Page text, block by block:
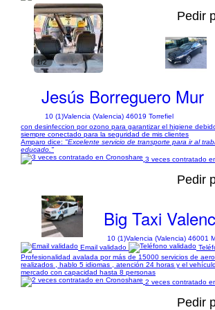
1/2
Pedir
Jesús Borreguero Mur
10 (1)Valencia (Valencia) 46019 Torrefiel
con desinfeccion por ozono para garantizar el higiene
siempre conectado para la seguridad de mis clientes
Amparo dice: "Excelente servicio de transporte para ir al
educado."
3 veces contratado
Pedir
Big Taxi
10 (1)Valencia (Valencia) 46001
Email validado
Profesionalidad avalada por más de 15000 servicios de
realizados , hablo 5 idiomas , atención 24 horas y el
mercado con capacidad hasta 8 personas
2 veces contratado
Pedir